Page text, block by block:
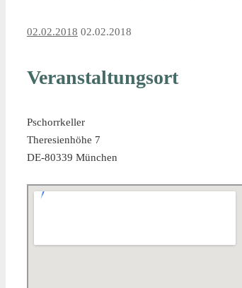
02.02.2018 02.02.2018
Veranstaltungsort
Pschorrkeller
Theresienhöhe 7
DE-80339 München